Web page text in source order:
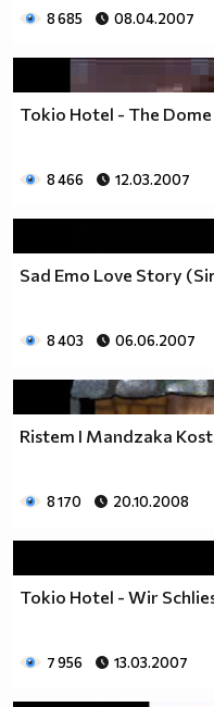
8 685 08.04.2007
Tokio Hotel - The Dome
8 466 12.03.2007
Sad Emo Love Story
8 403 06.06.2007
Ristem I Mandzaka
8 170 20.10.2008
Tokio Hotel - Wir
7 956 13.03.2007